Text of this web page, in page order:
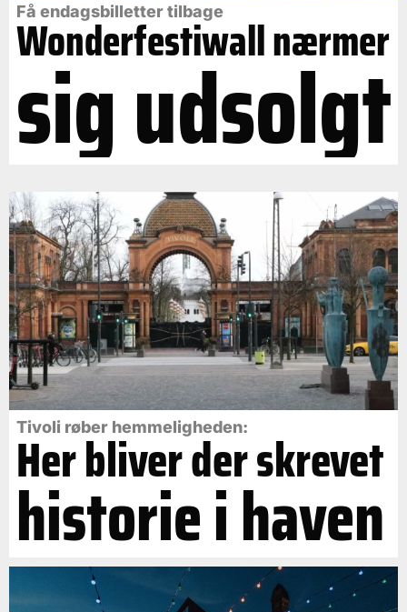
Få endagsbilletter tilbage
Wonderfestiwall nærmer
sig udsolgt
Tivoli røber hemmeligheden:
Her bliver der skrevet
historie i haven